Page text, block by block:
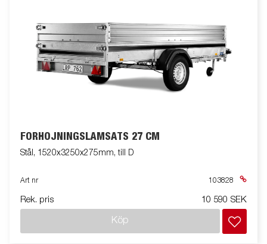
FÖRHÖJNINGSLÄMSATS 27 CM
Stål, 1520x3250x275mm, till D
Art nr 103828
Rek. pris 10 590 SEK
Köp